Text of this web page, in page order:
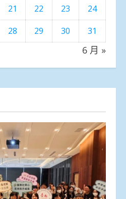
21 22 23
24
28 29 30 31
6 月 »